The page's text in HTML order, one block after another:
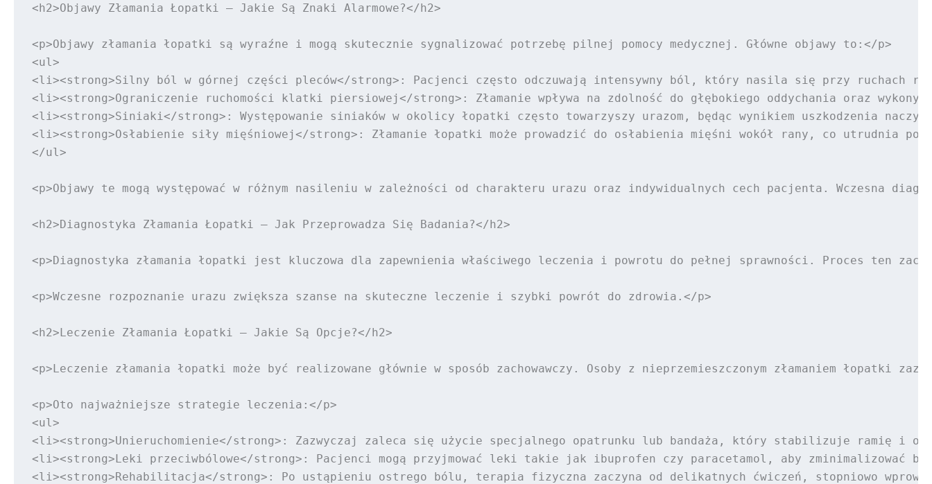
<h2>Objawy Złamania Łopatki – Jakie Są Znaki Alarmowe?</h2>
<p>Objawy złamania łopatki są wyraźne i mogą skutecznie sygnalizować potrzebę pilnej pomocy medycznej. Główne objawy to:</p>
<ul>
<li><strong>Silny ból w górnej części pleców</strong>: Pacjenci często odczuwają intensywny ból, który nasila się przy ruchach
<li><strong>Ograniczenie ruchomości klatki piersiowej</strong>: Złamanie wpływa na zdolność do głębokiego oddychania oraz
<li><strong>Siniaki</strong>: Występowanie siniaków w okolicy łopatki często towarzyszy urazom, będąc wynikiem uszkodzenia
<li><strong>Osłabienie siły mięśniowej</strong>: Złamanie łopatki może prowadzić do osłabienia mięśni wokół rany, co utrudnia
</ul>
<p>Objawy te mogą występować w różnym nasileniu w zależności od charakteru urazu oraz indywidualnych cech pacjenta. Wczesna
<h2>Diagnostyka Złamania Łopatki – Jak Przeprowadza Się Badania?</h2>
<p>Diagnostyka złamania łopatki jest kluczowa dla zapewnienia właściwego leczenia i powrotu do pełnej sprawności. Proces ten
<p>Wczesne rozpoznanie urazu zwiększa szanse na skuteczne leczenie i szybki powrót do zdrowia.</p>
<h2>Leczenie Złamania Łopatki – Jakie Są Opcje?</h2>
<p>Leczenie złamania łopatki może być realizowane głównie w sposób zachowawczy. Osoby z nieprzemieszczonym złamaniem
<p>Oto najważniejsze strategie leczenia:</p>
<ul>
<li><strong>Unieruchomienie</strong>: Zazwyczaj zaleca się użycie specjalnego opatrunku lub bandaża, który stabilizuje ramię i
<li><strong>Leki przeciwbólowe</strong>: Pacjenci mogą przyjmować leki takie jak ibuprofen czy paracetamol, aby zminimalizować
<li><strong>Rehabilitacja</strong>: Po ustąpieniu ostrego bólu, terapia fizyczna zaczyna od delikatnych ćwiczeń, stopniowo